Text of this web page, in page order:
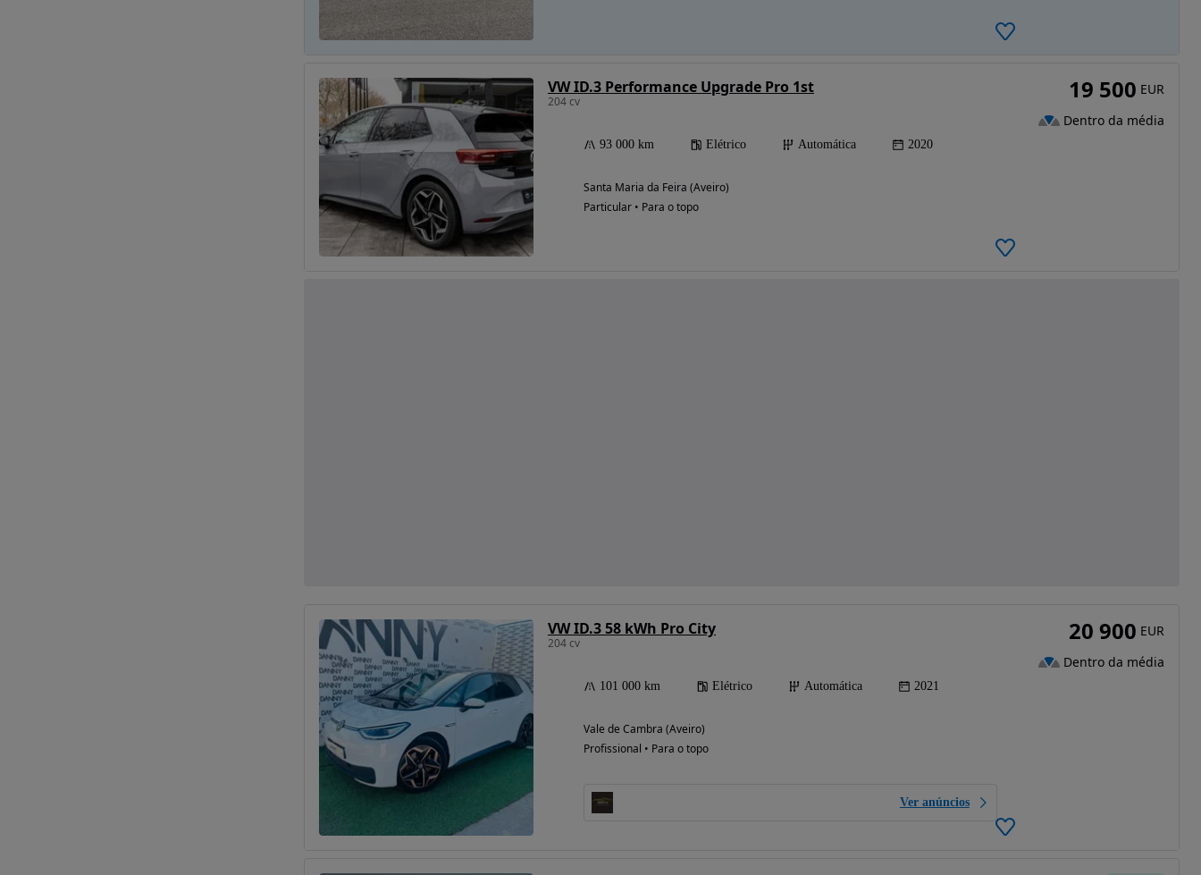
VW ID.3 Performance Upgrade Pro 1st
204 cv
93 000 km Elétrico Automática 2020
Santa Maria da Feira (Aveiro)
Particular • Para o topo
19 500 EUR
Dentro da média
VW ID.3 58 kWh Pro City
204 cv
101 000 km Elétrico Automática 2021
Vale de Cambra (Aveiro)
Profissional • Para o topo
Ver anúncios
20 900 EUR
Dentro da média